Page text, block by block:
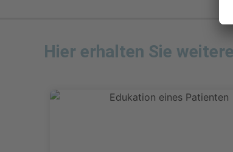
Hier erhalten Sie